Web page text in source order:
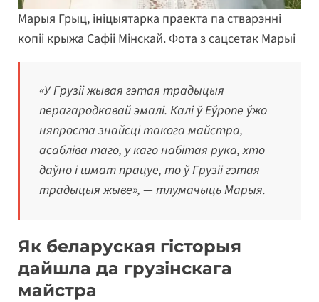
Марыя Грыц, ініцыятарка праекта па стварэнні
копіі крыжа Сафіі Мінскай. Фота з сацсетак Марыі
«У Грузіі жывая гэтая традыцыя
перагародкавай эмалі. Калі ў Еўропе ўжо
няпроста знайсці такога майстра,
асабліва таго, у каго набітая рука, хто
даўно і шмат працуе, то ў Грузіі гэтая
традыцыя жыве», — тлумачыць Марыя.
Як беларуская гісторыя
дайшла да грузінскага
майстра